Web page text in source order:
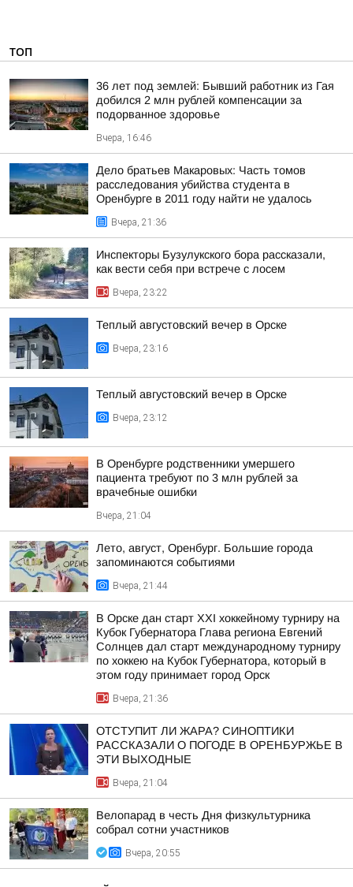
ТОП
36 лет под землей: Бывший работник из Гая
добился 2 млн рублей компенсации за
подорванное здоровье
Вчера, 16:46
Дело братьев Макаровых: Часть томов
расследования убийства студента в
Оренбурге в 2011 году найти не удалось
Вчера, 21:36
Инспекторы Бузулукского бора рассказали,
как вести себя при встрече с лосем
Вчера, 23:22
Теплый августовский вечер в Орске
Вчера, 23:16
Теплый августовский вечер в Орске
Вчера, 23:12
В Оренбурге родственники умершего
пациента требуют по 3 млн рублей за
врачебные ошибки
Вчера, 21:04
Лето, август, Оренбург. Большие города
запоминаются событиями
Вчера, 21:44
В Орске дан старт XXI хоккейному турниру на
Кубок Губернатора Глава региона Евгений
Солнцев дал старт международному турниру
по хоккею на Кубок Губернатора, который в
этом году принимает город Орск
Вчера, 21:36
ОТСТУПИТ ЛИ ЖАРА? СИНОПТИКИ
РАССКАЗАЛИ О ПОГОДЕ В ОРЕНБУРЖЬЕ В
ЭТИ ВЫХОДНЫЕ
Вчера, 21:04
Велопарад в честь Дня физкультурника
собрал сотни участников
Вчера, 20:55